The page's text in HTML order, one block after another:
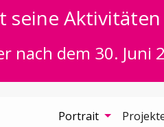
seine
nach dem 30.
Portrait